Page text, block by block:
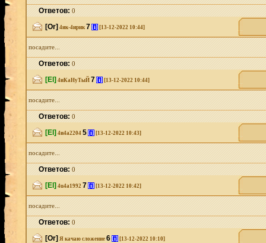
Ответов:0
[Or] 4ик-4ирик 7 [i] [13-12-2022 10:44]
посадите...
Ответов:0
[El] 4иКаНуТыЙ 7 [i] [13-12-2022 10:44]
посадите...
Ответов:0
[El] 4и4а2204 5 [i] [13-12-2022 10:43]
посадите...
Ответов:0
[El] 4u4a1992 7 [i] [13-12-2022 10:42]
посадите...
Ответов:0
[Or] Я качаю сложение 6 [i] [13-12-2022 10:10]